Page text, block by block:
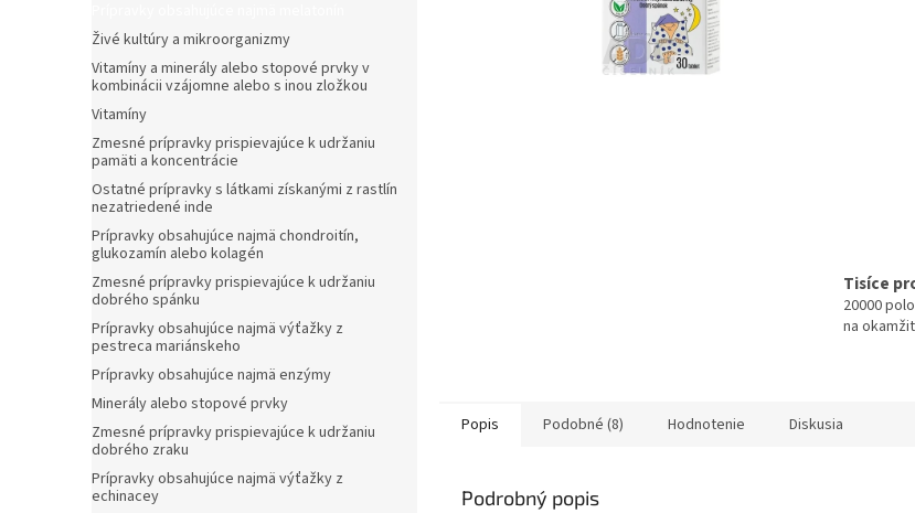
Živé kultúry a mikroorganizmy
Vitamíny a minerály alebo stopové prvky v
kombinácii vzájomne alebo s inou zložkou
Vitamíny
Zmesné prípravky prispievajúce k udržaniu
pamäti a koncentrácie
Ostatné prípravky s látkami získanými z rastlín
nezatriedené inde
Prípravky obsahujúce najmä chondroitín,
glukozamín alebo kolagén
Zmesné prípravky prispievajúce k udržaniu
dobrého spánku
Prípravky obsahujúce najmä výťažky z
pestreca mariánskeho
Prípravky obsahujúce najmä enzýmy
Minerály alebo stopové prvky
Zmesné prípravky prispievajúce k udržaniu
dobrého zraku
Prípravky obsahujúce najmä výťažky z
echinacey
Tisíce
20000
na
Popis Podobné (8) Hodnotenie Diskusia
Podrobný popis